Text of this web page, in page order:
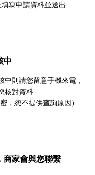
寫申請資料並送出
中
中則請您留意手機來電，
核對資料
，恕不提供查詢原因)
商家會與您聯繫